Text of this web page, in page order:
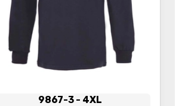
9867-3 - 4XL